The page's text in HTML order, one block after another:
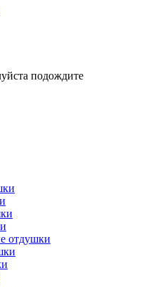
подождите
отдушки